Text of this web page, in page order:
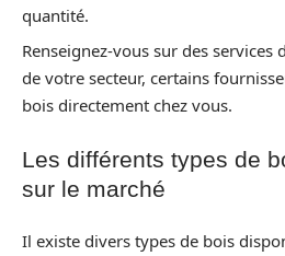
quantité.
Renseignez-vous sur des
de votre secteur, certains
bois directement chez vous.
Les différents types de
sur le marché
Il existe divers types de bois